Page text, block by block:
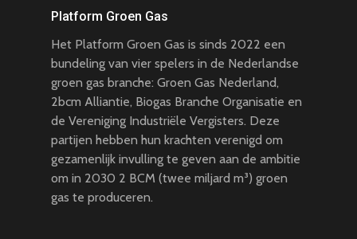
Platform Groen Gas
Het Platform Groen Gas is sinds 2022 een
bundeling van vier spelers in de Nederlandse
groen gas branche: Groen Gas Nederland,
2bcm Alliantie, Biogas Branche Organisatie en
de Vereniging Industriële Vergisters. Deze
partijen hebben hun krachten verenigd om
gezamenlijk invulling te geven aan de ambitie
om in 2030 2 BCM (twee miljard m³) groen
gas te produceren.